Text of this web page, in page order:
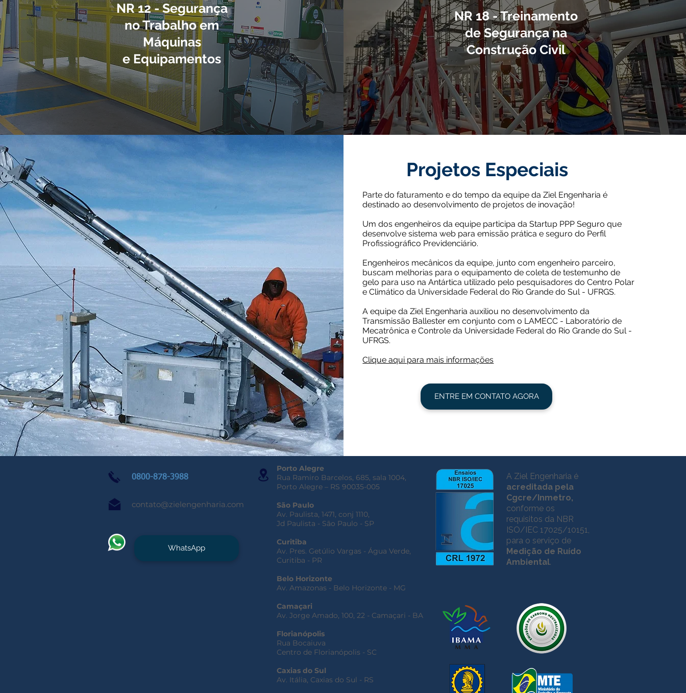
NR 12 - Segurança
no Trabalho em
Máquinas
e Equipamentos
NR 18 - Treinamento
de Segurança na
Construção Civil
Projetos Especiais
Parte do faturamento e do tempo da equipe da Ziel Engenharia é
destinado ao desenvolvimento de projetos de inovação!
Um dos engenheiros da equipe participa da Startup PPP Seguro que
desenvolve sistema web para emissão prática e seguro do Perfil
Profissiográfico Previdenciário.
Engenheiros mecânicos da equipe, junto com engenheiro parceiro,
buscam melhorias para o equipamento de coleta de testemunho de
gelo para uso na Antártica utilizado pelo pesquisadores do Centro Polar
e Climático da Universidade Federal do Rio Grande do Sul - UFRGS.
A equipe da Ziel Engenharia auxiliou no desenvolvimento da
Transmissão Ballester em conjunto com o LAMECC - Laboratório de
Mecatrônica e Controle da Universidade Federal do Rio Grande do Sul -
UFRGS.
Clique aqui para mais informações
ENTRE EM CONTATO AGORA
0800-878-3988
contato@zielengenharia.com
WhatsApp
A Ziel Engenharia é
acreditada pela
Cgcre/Inmetro,
conforme os
requisitos da NBR
ISO/IEC 17025/10151,
para o serviço de
Medição de Ruído
Ambiental.
Porto Alegre
Rua Ramiro Barcelos, 685, sala 1004,
Porto Alegre – RS 90035-005
São Paulo
Av. Paulista, 1471, conj 1110,
Jd Paulista - São Paulo - SP
Curitiba
Av. Pres. Getúlio Vargas - Água Verde,
Curitiba - PR
Belo Horizonte
Av. Amazonas - Belo Horizonte - MG
Camaçari
Av. Jorge Amado, 100, 22 - Camaçari - BA
Florianópolis
Rua Bocaiuva
Centro de Florianópolis - SC
Caxias do Sul
Av. Itália, Caxias do Sul - RS